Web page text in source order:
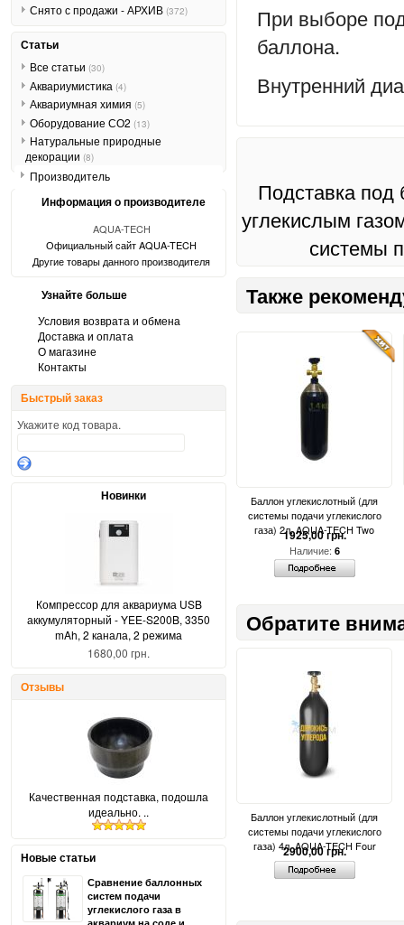
При выборе
баллона.
Внутренний
Подставка под
углекислым
системы
Также
Баллон углекислотный (для
системы подачи углекислого
газа) 2л, AQUA-TECH Two
1925,00 грн.
Наличие: 6
Обратите
Баллон углекислотный (для
системы подачи углекислого
газа) 4л, AQUA-TECH Four
2900,00 грн.
Снято с продажи - АРХИВ (372)
Статьи
Все статьи (30)
Аквариумистика (4)
Аквариумная химия (5)
Оборудование СО2 (13)
Натуральные природные
декорации (8)
Производитель
Информация о производителе
AQUA-TECH
Официальный сайт AQUA-TECH
Другие товары данного производителя
Узнайте больше
Условия возврата и обмена
Доставка и оплата
О магазине
Контакты
Быстрый заказ
Укажите код товара.
Новинки
Компрессор для аквариума USB
аккумуляторный - YEE-S200B, 3350
mAh, 2 канала, 2 режима
1680,00 грн.
Отзывы
Качественная подставка, подошла
идеально. ..
Новые статьи
Сравнение баллонных
систем подачи
углекислого газа в